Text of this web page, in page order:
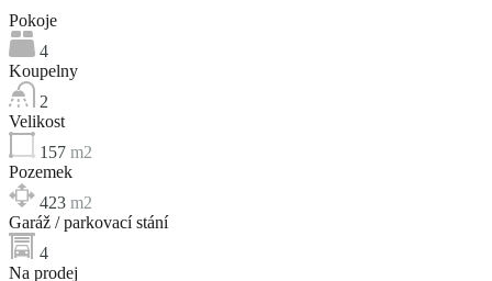
Pokoje
4
Koupelny
2
Velikost
157 m2
Pozemek
423 m2
Garáž / parkovací stání
4
Na prodej